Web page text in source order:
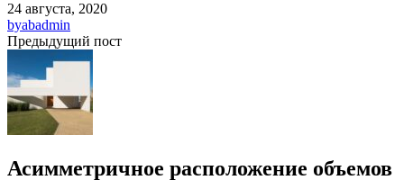
24 августа, 2020
byabadmin
Предыдущий пост
Асимметричное расположение объемов